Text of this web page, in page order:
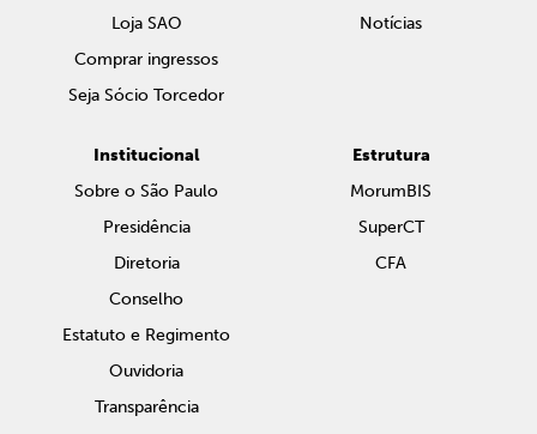
Loja SAO
Comprar ingressos
Seja Sócio Torcedor
Notícias
Institucional
Sobre o São Paulo
Presidência
Diretoria
Conselho
Estatuto e Regimento
Ouvidoria
Transparência
Estrutura
MorumBIS
SuperCT
CFA